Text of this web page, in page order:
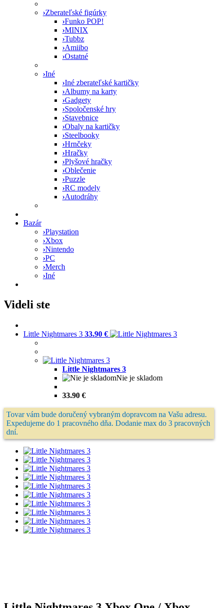
›Zberateľské figúrky
›Funko POP!
›MINIX
›Tubbz
›Amiibo
›Ostatné
›Iné
›Iné zberateľské kartičky
›Albumy na karty
›Gadgety
›Spoločenské hry
›Stavebnice
›Obaly na kartičky
›Steelbooky
›Hrnčeky
›Hračky
›Plyšové hračky
›Oblečenie
›Puzzle
›RC modely
›Autodráhy
Bazár
›Playstation
›Xbox
›Nintendo
›PC
›Merch
›Iné
Videli ste
Little Nightmares 3 33.90 €
Little Nightmares 3
Nie je skladom
33.90 €
Tovar vám bude doručený vybraným dopravcom na Vašu adresu.
Expedujeme do 1 pracovného dňa. Dodanie max do 3 pracovných
dní.